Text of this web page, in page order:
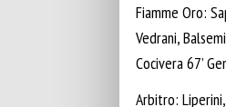
Fiamme Oro:
Vedrani,
Cocivera 67’
Arbitro: